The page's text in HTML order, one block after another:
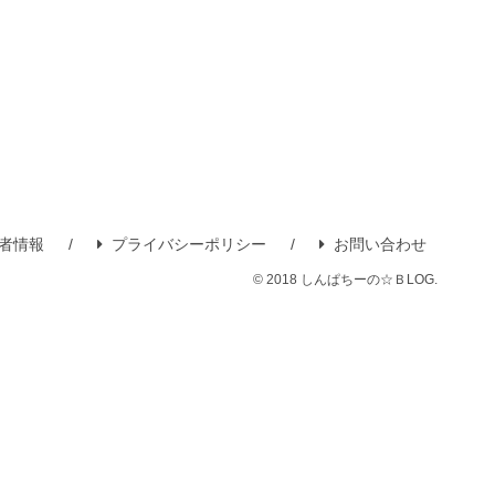
情報 プライバシーポリシー お問い合わせ
© 2018 しんぱちーの☆ＢLOG.